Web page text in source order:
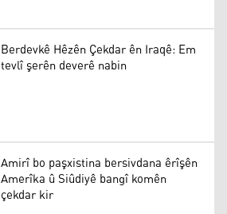
Berdevkê Hêzên Çekdar ên Iraqê: Em
tevlî şerên deverê nabin
Amirî bo paşxistina bersivdana êrîşên
Amerîka û Siûdiyê bangî komên
çekdar kir